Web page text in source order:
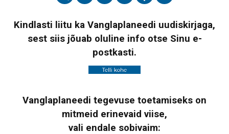
Kindlasti liitu ka Vanglaplaneedi uudiskirjaga,
sest siis jõuab oluline info otse Sinu e-
postkasti.
Vanglaplaneedi tegevuse toetamiseks on
mitmeid erinevaid viise,
vali endale sobivaim: